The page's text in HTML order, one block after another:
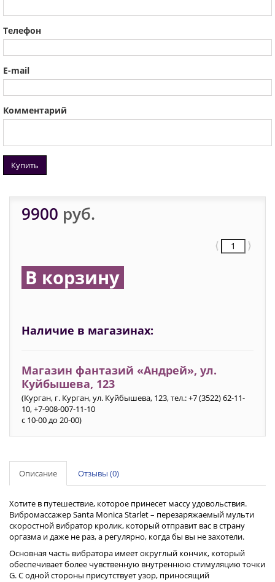
Телефон
E-mail
Комментарий
Купить
9900 руб.
⟨ ⟩
В корзину
Наличие в магазинах:
Магазин фантазий «Андрей», ул.
Куйбышева, 123
(Курган, г. Курган, ул. Куйбышева, 123, тел.: +7 (3522) 62-11-
10, +7-908-007-11-10
с 10-00 до 20-00)
Описание Отзывы (0)
Хотите в путешествие, которое принесет массу удовольствия.
Вибромассажер Santa Monica Starlet – перезаряжаемый мульти
скоростной вибратор кролик, который отправит вас в страну
оргазма и даже не раз, а регулярно, когда бы вы не захотели.
Основная часть вибратора имеет округлый кончик, который
обеспечивает более чувственную внутреннюю стимуляцию точки
G. С одной стороны присутствует узор, приносящий